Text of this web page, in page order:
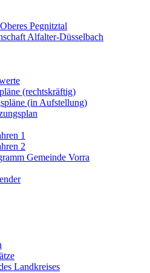
Pegnitztal
Alfalter-Düsselbach
(rechtskräftig)
(in Aufstellung)
1
2
Gemeinde Vorra
Landkreises